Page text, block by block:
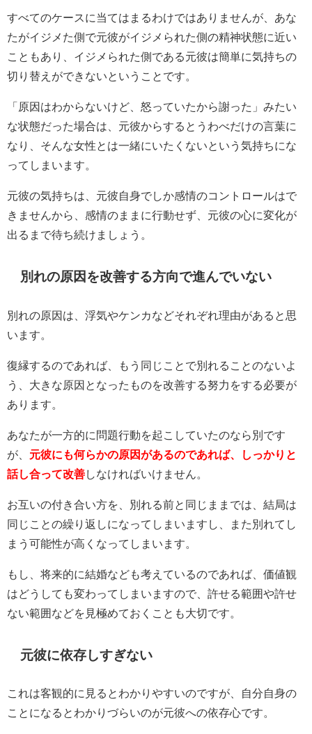
すべてのケースに当てはまるわけではありませんが、あな
たがイジメた側で元彼がイジメられた側の精神状態に近い
こともあり、イジメられた側である元彼は簡単に気持ちの
切り替えができないということです。
「原因はわからないけど、怒っていたから謝った」みたい
な状態だった場合は、元彼からするとうわべだけの言葉に
なり、そんな女性とは一緒にいたくないという気持ちにな
ってしまいます。
元彼の気持ちは、元彼自身でしか感情のコントロールはで
きませんから、感情のままに行動せず、元彼の心に変化が
出るまで待ち続けましょう。
別れの原因を改善する方向で進んでいない
別れの原因は、浮気やケンカなどそれぞれ理由があると思
います。
復縁するのであれば、もう同じことで別れることのないよ
う、大きな原因となったものを改善する努力をする必要が
あります。
あなたが一方的に問題行動を起こしていたのなら別です
が、 元彼にも何らかの原因があるのであれば、しっかりと
話し合って改善しなければいけません。
お互いの付き合い方を、別れる前と同じままでは、結局は
同じことの繰り返しになってしまいますし、また別れてし
まう可能性が高くなってしまいます。
もし、将来的に結婚なども考えているのであれば、価値観
はどうしても変わってしまいますので、許せる範囲や許せ
ない範囲などを見極めておくことも大切です。
元彼に依存しすぎない
これは客観的に見るとわかりやすいのですが、自分自身の
ことになるとわかりづらいのが元彼への依存心です。